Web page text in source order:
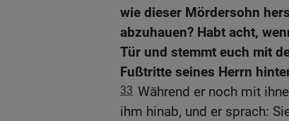
wie dieser Mördersohn
abzuhauen? Habt acht,
Tür und stemmt euch mit
Fußtritte seines Herrn
33 Während er noch mit
ihm hinab, und er sprach: